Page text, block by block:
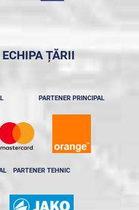
ȚĂRII
PARTENER PRINCIPAL
PARTENER TEHNIC